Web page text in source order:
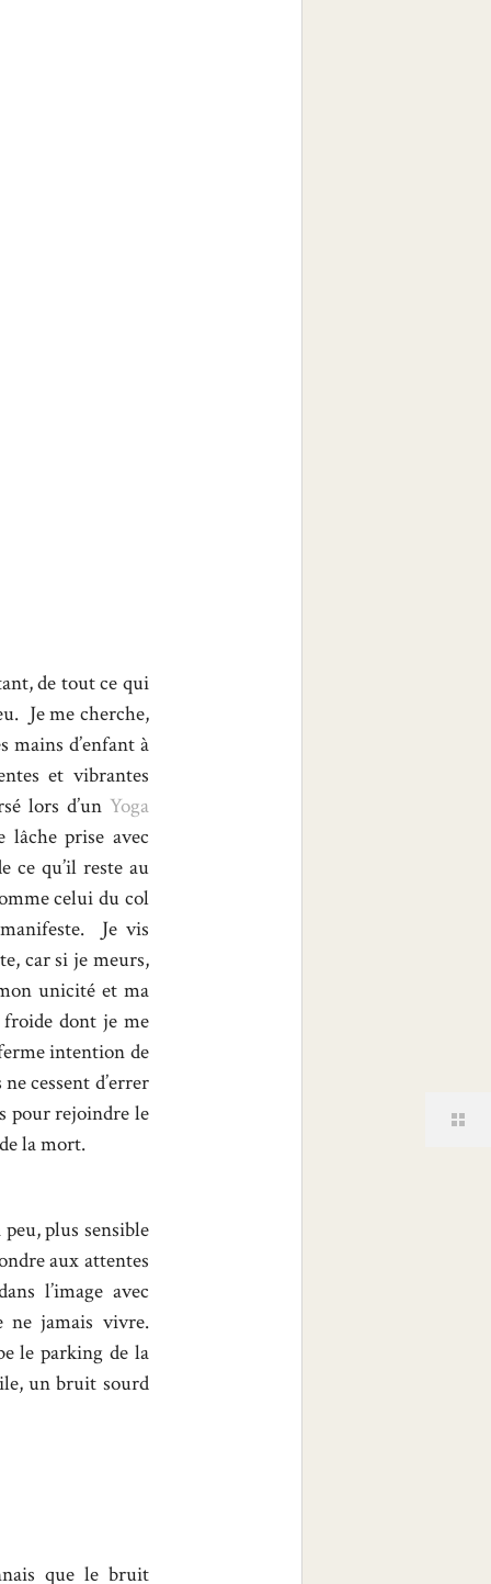
de tout ce qui
Je me cherche,
mains d’enfant à
et vibrantes
lors d’un Yoga
lâche prise avec
ce qu’il reste au
celui du col
Je vis
car si je meurs,
unicité et ma
dont je me
intention de
cessent d’errer
pour rejoindre le
la mort.
plus sensible
aux attentes
l’image avec
ne jamais vivre.
le parking de la
un bruit sourd
que le bruit